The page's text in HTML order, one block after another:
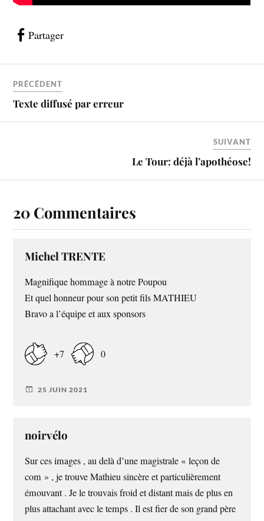
Partager
PRÉCÉDENT
Texte diffusé par erreur
SUIVANT
Le Tour: déjà l’apothéose!
20 Commentaires
Michel TRENTE
Magnifique hommage à notre Poupou
Et quel honneur pour son petit fils MATHIEU
Bravo a l’équipe et aux sponsors
+7 0
25 JUIN 2021
noirvélo
Sur ces images , au delà d’une magistrale « leçon de
com » , je trouve Mathieu sincère et particulièrement
émouvant . Je le trouvais froid et distant mais de plus en
plus attachant avec le temps . Il est fier de son grand père